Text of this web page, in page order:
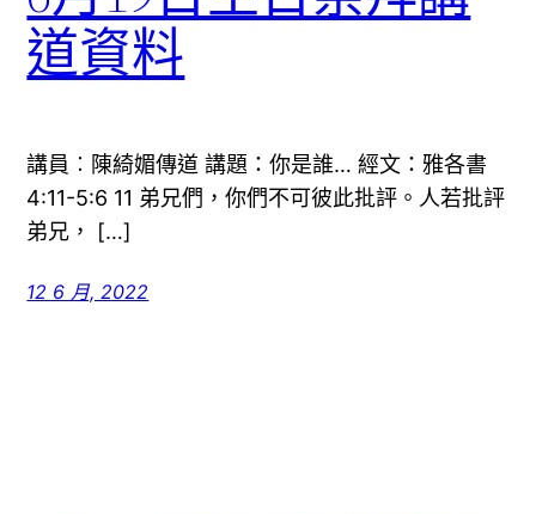
道資料
講員︰陳綺媚傳道 講題：你是誰… 經文：雅各書
4:11-5:6 11 弟兄們，你們不可彼此批評。人若批評
弟兄， […]
12 6 月, 2022